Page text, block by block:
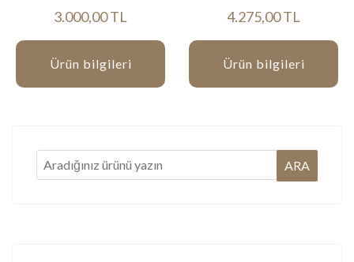
3.000,00 TL
Ürün bilgileri
4.275,00 TL
Ürün bilgileri